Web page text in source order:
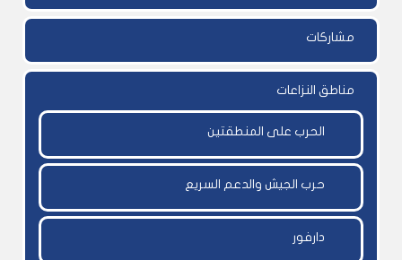
مشاركات
مناطق النزاعات
الحرب على المنطقتين
حرب الجيش والدعم السريع
دارفور